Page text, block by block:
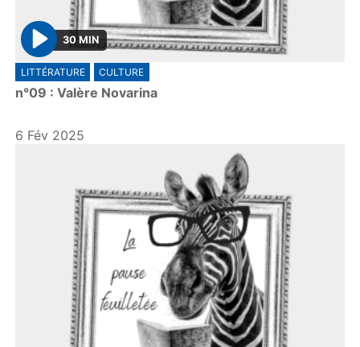
P
l
a
30 MIN
LITTÉRATURE CULTURE
n°09 : Valère Novarina
6 Fév 2025